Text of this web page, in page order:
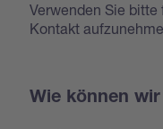
Verwenden Sie
Kontakt
Wie können